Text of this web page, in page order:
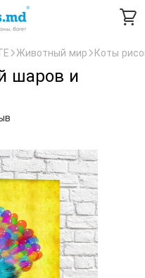
Животный мир Коты
шаров и